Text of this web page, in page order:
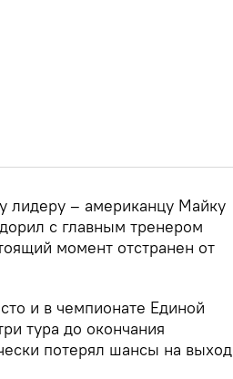
– американцу Майку
с главным тренером
момент отстранен от
и в чемпионате Единой
тура до окончания
потерял шансы на выход